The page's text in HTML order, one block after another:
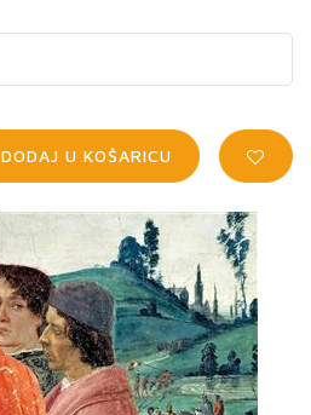
DODAJ U KOŠARICU